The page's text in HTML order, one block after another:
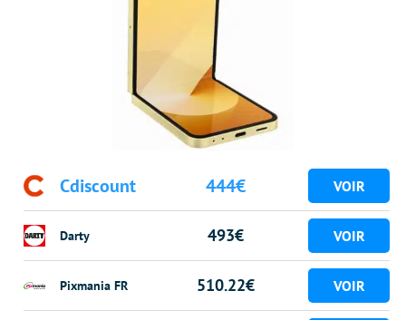
Cdiscount 444€
Darty 493€
Pixmania FR 510.22€